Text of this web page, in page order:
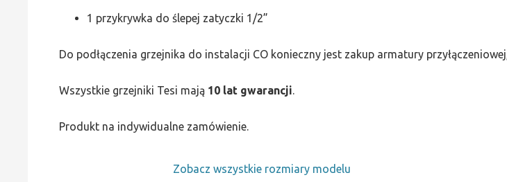
1 przykrywka do ślepej zatyczki 1/2”
Do podłączenia grzejnika do instalacji CO konieczny jest zakup armatury
Wszystkie grzejniki Tesi mają 10 lat gwarancji
Produkt na indywidualne zamówienie.
Zobacz wszystkie rozmiary modelu